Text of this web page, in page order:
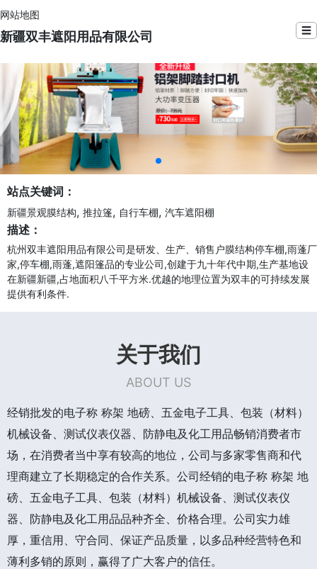
网站地图
新疆双丰遮阳用品有限公司 ☰
站点关键词：
新疆景观膜结构, 推拉篷, 自行车棚, 汽车遮阳棚
描述：
杭州双丰遮阳用品有限公司是研发、生产、销售户膜结构停车棚,雨蓬厂
家,停车棚,雨蓬,遮阳篷品的专业公司,创建于九十年代中期,生产基地设
在新疆新疆,占地面积八千平方米.优越的地理位置为双丰的可持续发展
提供有利条件.
关于我们
ABOUT US
经销批发的电子称 称架 地磅、五金电子工具、包装（材料）
机械设备、测试仪表仪器、防静电及化工用品畅销消费者市
场，在消费者当中享有较高的地位，公司与多家零售商和代
理商建立了长期稳定的合作关系。公司经销的电子称 称架 地
磅、五金电子工具、包装（材料）机械设备、测试仪表仪
器、防静电及化工用品品种齐全、价格合理。公司实力雄
厚，重信用、守合同、保证产品质量，以多品种经营特色和
薄利多销的原则，赢得了广大客户的信任。